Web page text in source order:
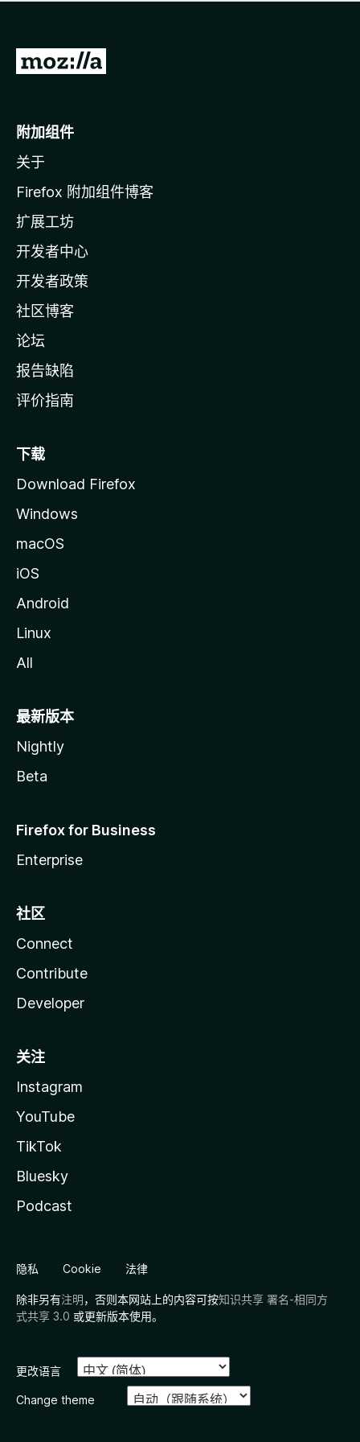
无
转
o
i
l
a
主
页
附加组件
关于
Firefox 附加组件博客
扩展工坊
开发者中心
开发者政策
社区博客
论坛
报告缺陷
评价指南
下载
Download Firefox
Windows
macOS
iOS
Android
Linux
All
最新版本
Nightly
Beta
Firefox for Business
Enterprise
社区
Connect
Contribute
Developer
关注
Instagram
YouTube
TikTok
Bluesky
Podcast
隐私 Cookie 法律
除非另有注明，否则本网站上的内容可按知识共享 署名-相同方
式共享 3.0 或更新版本使用。
更改语言
Change theme